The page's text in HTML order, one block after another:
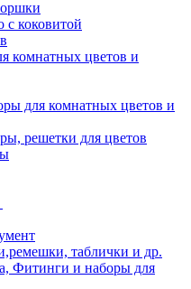
коковитой
комнатных цветов и
для комнатных цветов и
решетки для цветов
таблички и др.
Фитинги и наборы для